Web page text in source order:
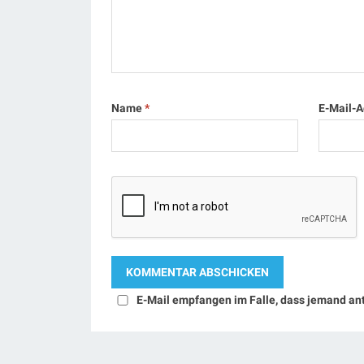
Name* E-Mail-
E-Mail empfangen im Falle, dass jemand